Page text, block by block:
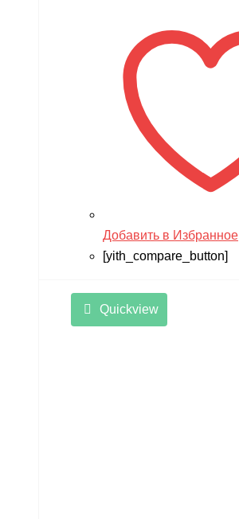
Добавить в Избранное
[yith_compare_button]
Quickview